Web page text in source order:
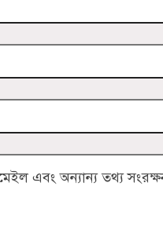
এবং অন্যান্য তথ্য